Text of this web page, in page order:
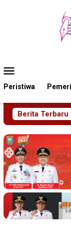
Mobile
Peristiwa
Berita Terbaru
Kanwil